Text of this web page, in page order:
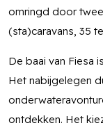
omringd door
(sta)caravans, 35
De baai van Fiesa
Het nabijgelegen
ontdekken. Het